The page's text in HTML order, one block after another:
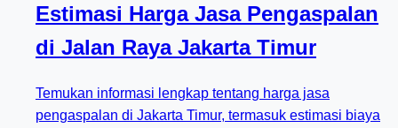
Estimasi Harga Jasa Pengaspalan
di Jalan Raya Jakarta Timur
Temukan informasi lengkap tentang harga jasa
pengaspalan di Jakarta Timur, termasuk estimasi biaya